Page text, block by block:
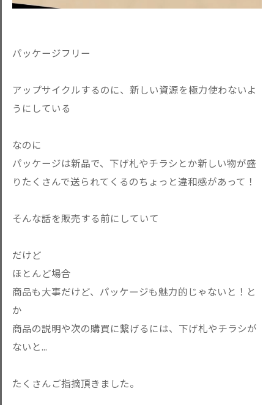
パッケージフリー
アップサイクルするのに、新しい資源を極力使わないよ
うにしている
なのに
パッケージは新品で、下げ札やチラシとか新しい物が盛
りたくさんで送られてくるのちょっと違和感があって！
そんな話を販売する前にしていて
だけど
ほとんど場合
商品も大事だけど、パッケージも魅力的じゃないと！と
か
商品の説明や次の購買に繋げるには、下げ札やチラシが
ないと...
たくさんご指摘頂きました。